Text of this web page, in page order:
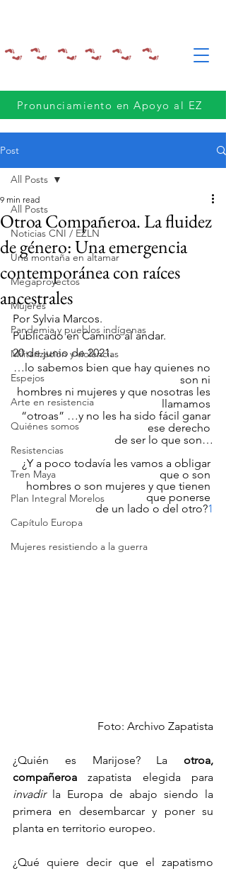
Pronunciamiento en Apoyo al EZ
Post
All Posts
Noticias CNI / EZLN
Una montaña en altamar
Megaproyectos
Mujeres
Pandemia y pueblos indígenas
Militarización y violencias
Espejos
Arte en resistencia
Quiénes somos
Resistencias
Tren Maya
Plan Integral Morelos
Capítulo Europa
Mujeres resistiendo a la guerra
All Posts
Otroa Compañeroa. La fluidez
de género: Una emergencia
contemporánea con raíces
ancestrales
9 min read
Por Sylvia Marcos.
Publicado en Camino al andar.
20 de junio de 2021.
…lo sabemos bien que hay quienes no
son ni
hombres ni mujeres y que nosotras les
llamamos
“otroas” …y no les ha sido fácil ganar
ese derecho
de ser lo que son…
¿Y a poco todavía les vamos a obligar
que o son
hombres o son mujeres y que tienen
que ponerse
de un lado o del otro?1
Foto: Archivo Zapatista
¿Quién es Marijose? La otroa,
compañeroa
invadir la Europa de abajo siendo la
primera en desembarcar y poner su
planta en territorio europeo.
¿Qué quiere decir que el zapatismo